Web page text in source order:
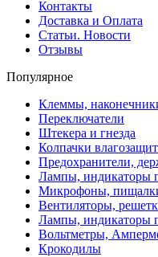
Контакты
Доставка и Оплата
Статьи. Новости
Отзывы
Популярное
Клеммы,
Переключатели
Штекера и гнезда
Колпачки
Предохранители,
Лампы, индикаторы
Микрофоны,
Вентиляторы,
Лампы, индикаторы
Вольтметры,
Крокодилы